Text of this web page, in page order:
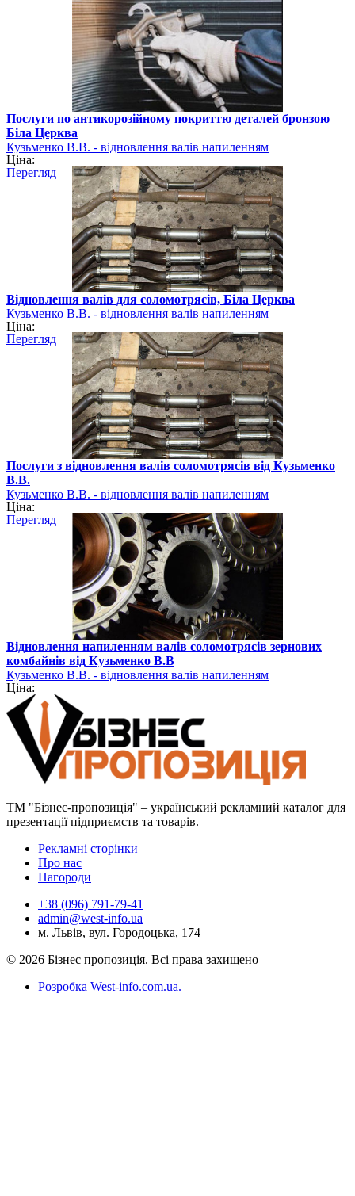
Послуги по антикорозійному покриттю деталей бронзою
Біла Церква
Кузьменко В.В. - відновлення валів напиленням
Ціна:
Перегляд
Відновлення валів для соломотрясів, Біла Церква
Кузьменко В.В. - відновлення валів напиленням
Ціна:
Перегляд
Послуги з відновлення валів соломотрясів від Кузьменко
В.В.
Кузьменко В.В. - відновлення валів напиленням
Ціна:
Перегляд
Відновлення напиленням валів соломотрясів зернових
комбайнів від Кузьменко В.В
Кузьменко В.В. - відновлення валів напиленням
Ціна:
ТМ "Бізнес-пропозиція" – український рекламний каталог для
презентації підприємств та товарів.
Рекламні сторінки
Про нас
Нагороди
+38 (096) 791-79-41
admin@west-info.ua
м. Львів, вул. Городоцька, 174
© 2026 Бізнес пропозиція. Всі права захищено
Розробка West-info.com.ua.